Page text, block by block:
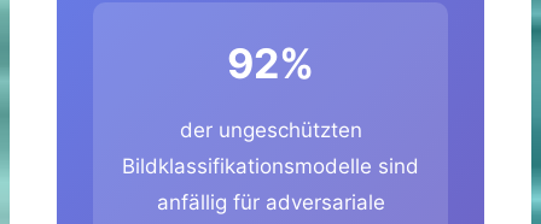
92%
der ungeschützten
Bildklassifikationsmodelle sind
anfällig für adversariale